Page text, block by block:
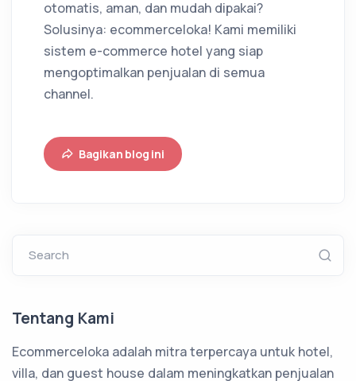
otomatis, aman, dan mudah dipakai?
Solusinya: ecommerceloka! Kami memiliki
sistem e-commerce hotel yang siap
mengoptimalkan penjualan di semua
channel.
Bagikan blog ini
Search
Tentang Kami
Ecommerceloka adalah mitra terpercaya untuk hotel,
villa, dan guest house dalam meningkatkan penjualan